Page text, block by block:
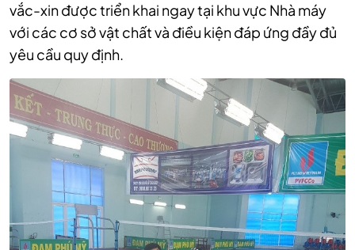
vắc-xin được triển khai ngay tại khu vực Nhà máy
với các cơ sở vật chất và điều kiện đáp ứng đầy đủ
yêu cầu quy định.